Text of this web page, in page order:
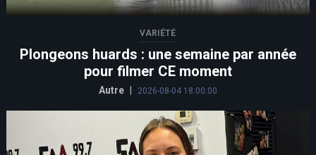
VARIÉTÉ
Plongeons huards : une semaine par année
pour filmer CE moment
Autre 2026-08-04 18:00:00